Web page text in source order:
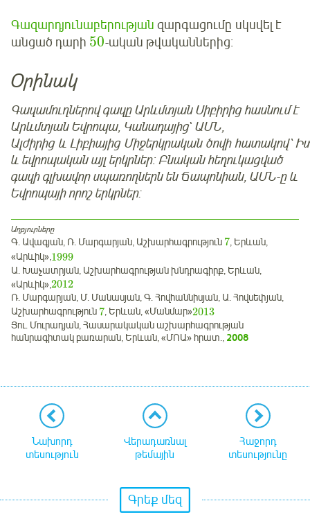
Գազարդյունաբերության զարգացումը սկսվել է
անցած դարի 50-ական թվականներից։
Օրինակ
Գազամուղներով գազը Արևմտյան Սիբիրից հասնում է
Արևմտյան Եվրոպա, Կանադայից` ԱՄՆ,
Ալժիրից և Լիբիայից Միջերկրական ծովի հատակով՝
և եվրոպական այլ երկրներ։ Բնական հեղուկացված
գազի գլխավոր սպառողներն են Ճապոնիան, ԱՄՆ-­ը և
Եվրոպայի որոշ երկրներ:
Աղբյուրները
Գ. Ավագյան, Ռ. Մարգարյան, Աշխարհագրություն 7, Երևան,
«Արևիկ»,1999
Ա. Խաչատրյան, Աշխարհագրության խնդրագիրք, Երևան,
«Արևիկ»,2012
Ռ. Մարգարյան, Մ. Մանասյան, Գ. Հովհաննիսյան, Ա. Հովսեփյան,
Աշխարհագրություն 7, Երևան, «Մանմար»2013
Յու. Մուրադյան, Հասարակական աշխարհագրության
հանրագիտակ բառարան, Երևան, «ՄՈԱ» հրատ., 2008
Նախորդ
տեսություն
Վերադառնալ
թեմային
Հաջորդ
տեսությունը
Գրեք մեզ